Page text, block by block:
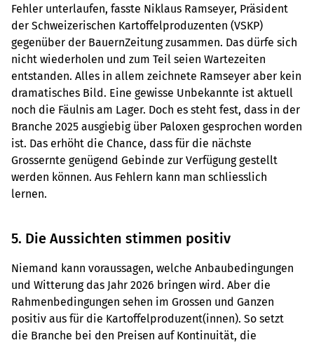
Fehler unterlaufen, fasste Niklaus Ramseyer, Präsident
der Schweizerischen Kartoffelproduzenten (VSKP)
gegenüber der BauernZeitung zusammen. Das dürfe sich
nicht wiederholen und zum Teil seien Wartezeiten
entstanden. Alles in allem zeichnete Ramseyer aber kein
dramatisches Bild. Eine gewisse Unbekannte ist aktuell
noch die Fäulnis am Lager. Doch es steht fest, dass in der
Branche 2025 ausgiebig über Paloxen gesprochen worden
ist. Das erhöht die Chance, dass für die nächste
Grossernte genügend Gebinde zur Verfügung gestellt
werden können. Aus Fehlern kann man schliesslich
lernen.
5. Die Aussichten stimmen positiv
Niemand kann voraussagen, welche Anbaubedingungen
und Witterung das Jahr 2026 bringen wird. Aber die
Rahmenbedingungen sehen im Grossen und Ganzen
positiv aus für die Kartoffelproduzent(innen). So setzt
die Branche bei den Preisen auf Kontinuität, die